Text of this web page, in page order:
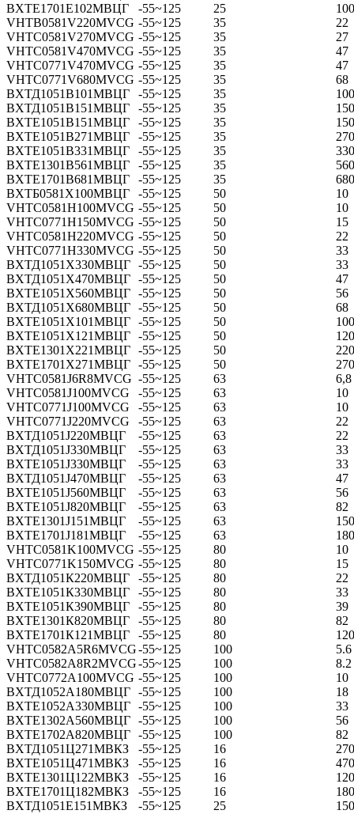
ВХТЕ1701Е102МВЦГ
-55~125 25
VHTB0581V220MVCG -55~125 35
22
VHTC0581V270MVCG -55~125 35
27
VHTC0581V470MVCG -55~125 35
47
VHTC0771V470MVCG -55~125 35
47
VHTC0771V680MVCG -55~125 35
68
ВХТД1051В101МВЦГ
-55~125 35
100
ВХТД1051В151МВЦГ
-55~125 35
150
ВХТЕ1051В151МВЦГ
-55~125 35
150
ВХТЕ1051В271МВЦГ
-55~125 35
270
ВХТЕ1051В331МВЦГ
-55~125 35
330
ВХТЕ1301В561МВЦГ
-55~125 35
560
ВХТЕ1701В681МВЦГ
-55~125 35
680
ВХТБ0581Х100МВЦГ
-55~125 50
10
VHTC0581H100MVCG -55~125 50
10
VHTC0771H150MVCG -55~125 50
15
VHTC0581H220MVCG -55~125 50
22
VHTC0771H330MVCG -55~125 50
33
ВХТД1051Х330МВЦГ -55~125 50
33
ВХТД1051Х470МВЦГ -55~125 50
47
ВХТЕ1051Х560МВЦГ -55~125 50
56
ВХТД1051Х680МВЦГ -55~125 50
68
ВХТЕ1051Х101МВЦГ -55~125 50
100
ВХТЕ1051Х121МВЦГ -55~125 50
120
ВХТЕ1301Х221МВЦГ -55~125 50
220
ВХТЕ1701Х271МВЦГ -55~125 50
270
VHTC0581J6R8MVCG -55~125 63
6,8
VHTC0581J100MVCG
-55~125 63
10
VHTC0771J100MVCG
-55~125 63
10
VHTC0771J220MVCG
-55~125 63
22
ВХТД1051Ј220МВЦГ
-55~125 63
22
ВХТД1051Ј330МВЦГ
-55~125 63
33
ВХТЕ1051Ј330МВЦГ
-55~125 63
33
ВХТД1051Ј470МВЦГ
-55~125 63
47
ВХТЕ1051Ј560МВЦГ
-55~125 63
56
ВХТЕ1051Ј820МВЦГ
-55~125 63
82
ВХТЕ1301Ј151МВЦГ
-55~125 63
150
ВХТЕ1701Ј181МВЦГ
-55~125 63
180
VHTC0581K100MVCG -55~125 80
10
VHTC0771K150MVCG -55~125 80
15
ВХТД1051К220МВЦГ
-55~125 80
22
ВХТЕ1051К330МВЦГ
-55~125 80
33
ВХТЕ1051К390МВЦГ
-55~125 80
39
ВХТЕ1301К820МВЦГ
-55~125 80
82
ВХТЕ1701К121МВЦГ
-55~125 80
120
VHTC0582A5R6MVCG-55~125 100
5.6
VHTC0582A8R2MVCG-55~125 100
8.2
VHTC0772A100MVCG -55~125 100
10
ВХТД1052А180МВЦГ -55~125 100
18
ВХТЕ1052А330МВЦГ -55~125 100
33
ВХТЕ1302А560МВЦГ -55~125 100
56
ВХТЕ1702А820МВЦГ -55~125 100
82
ВХТД1051Ц271МВКЗ
-55~125 16
270
ВХТЕ1051Ц471МВКЗ
-55~125 16
470
ВХТЕ1301Ц122МВКЗ
-55~125 16
ВХТЕ1701Ц182МВКЗ
-55~125 16
ВХТД1051Е151МВКЗ
-55~125 25
150